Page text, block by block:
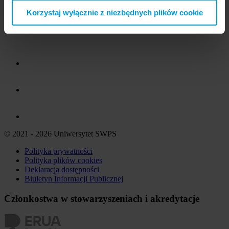
Korzystaj wyłącznie z niezbędnych plików cookie
© 2021 - 2026 Uniwersytet SWPS
Polityka prywatności
Polityka plików cookies
Deklaracja dostępności
Biuletyn Informacji Publicznej
Członkostwa w stowarzyszeniach i akredytacje